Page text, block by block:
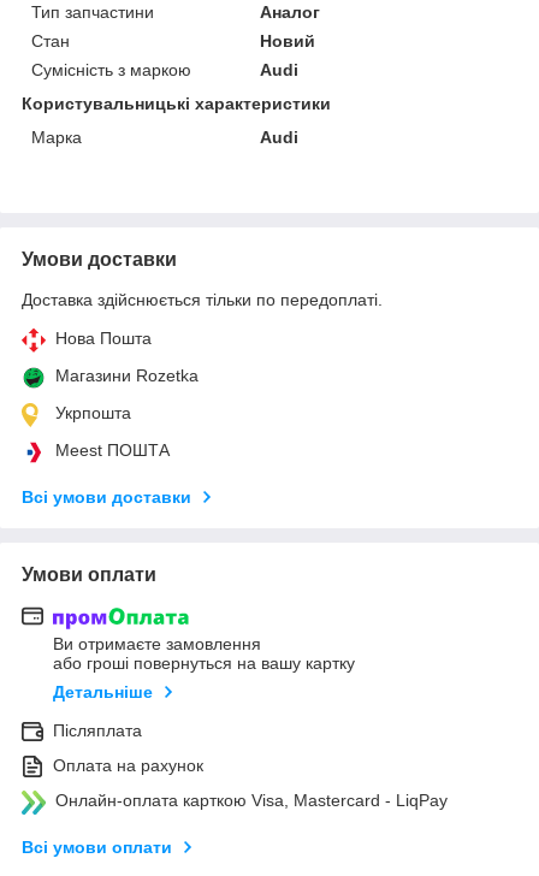
Тип запчастини
Аналог
Стан
Новий
Сумісність з маркою
Audi
Користувальницькі характеристики
Марка
Audi
Умови доставки
Доставка здійснюється тільки по передоплаті.
Нова Пошта
Магазини Rozetka
Укрпошта
Meest ПОШТА
Всі умови доставки
Умови оплати
Ви отримаєте замовлення
або гроші повернуться на вашу картку
Детальніше
Післяплата
Оплата на рахунок
Онлайн-оплата карткою Visa, Mastercard - LiqPay
Всі умови оплати